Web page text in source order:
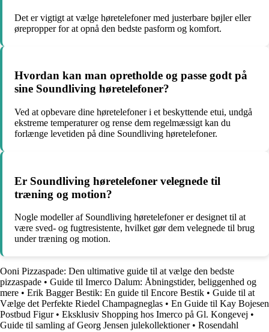
Det er vigtigt at vælge høretelefoner med justerbare bøjler eller
ørepropper for at opnå den bedste pasform og komfort.
Hvordan kan man opretholde og passe godt på
sine Soundliving høretelefoner?
Ved at opbevare dine høretelefoner i et beskyttende etui, undgå
ekstreme temperaturer og rense dem regelmæssigt kan du
forlænge levetiden på dine Soundliving høretelefoner.
Er Soundliving høretelefoner velegnede til
træning og motion?
Nogle modeller af Soundliving høretelefoner er designet til at
være sved- og fugtresistente, hvilket gør dem velegnede til brug
under træning og motion.
Ooni Pizzaspade: Den ultimative guide til at vælge den bedste
pizzaspade • Guide til Imerco Dalum: Åbningstider, beliggenhed og
mere • Erik Bagger Bestik: En guide til Encore Bestik • Guide til at
Vælge det Perfekte Riedel Champagneglas • En Guide til Kay Bojesen
Postbud Figur• Eksklusiv Shopping hos Imerco på Gl. Kongevej •
Guide til samling af Georg Jensen julekollektioner• Rosendahl